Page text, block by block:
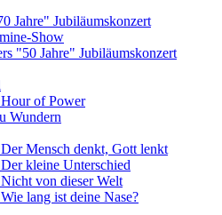
Jahre" Jubiläumskonzert
Show
"50 Jahre" Jubiläumskonzert
of Power
Wundern
Mensch denkt, Gott lenkt
kleine Unterschied
von dieser Welt
lang ist deine Nase?